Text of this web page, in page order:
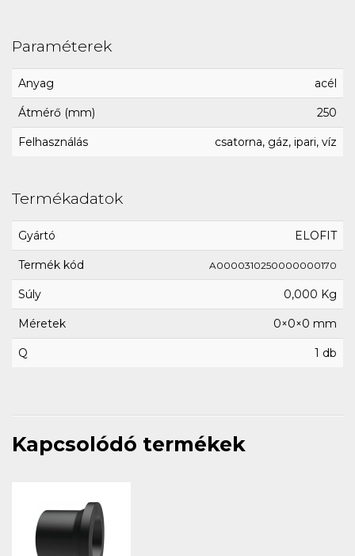
Paraméterek
Anyag acél
Átmérő (mm) 250
Felhasználás csatorna, gáz, ipari, víz
Termékadatok
Gyártó ELOFIT
Termék kód A0000310250000000170
Súly 0,000 Kg
Méretek 0×0×0 mm
Q 1 db
Kapcsolódó termékek